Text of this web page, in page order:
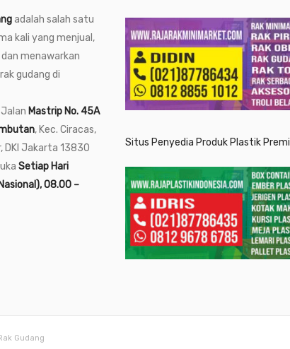
adalah salah satu
kali yang menjual,
menawarkan
gudang di
Mastrip No. 45A
, Kec. Ciracas,
DKI Jakarta 13830
Setiap Hari
08.00 –
Situs Penyedia Produk Plastik
Gudang